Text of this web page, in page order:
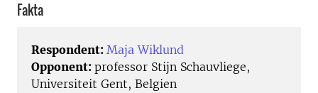
Fakta
Respondent: Maja Wiklund
Opponent: professor Stijn Schauvliege,
Universiteit Gent, Belgien